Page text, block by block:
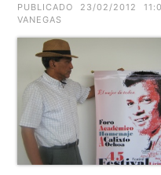
PUBLICADO 23/02/2012
VANEGAS